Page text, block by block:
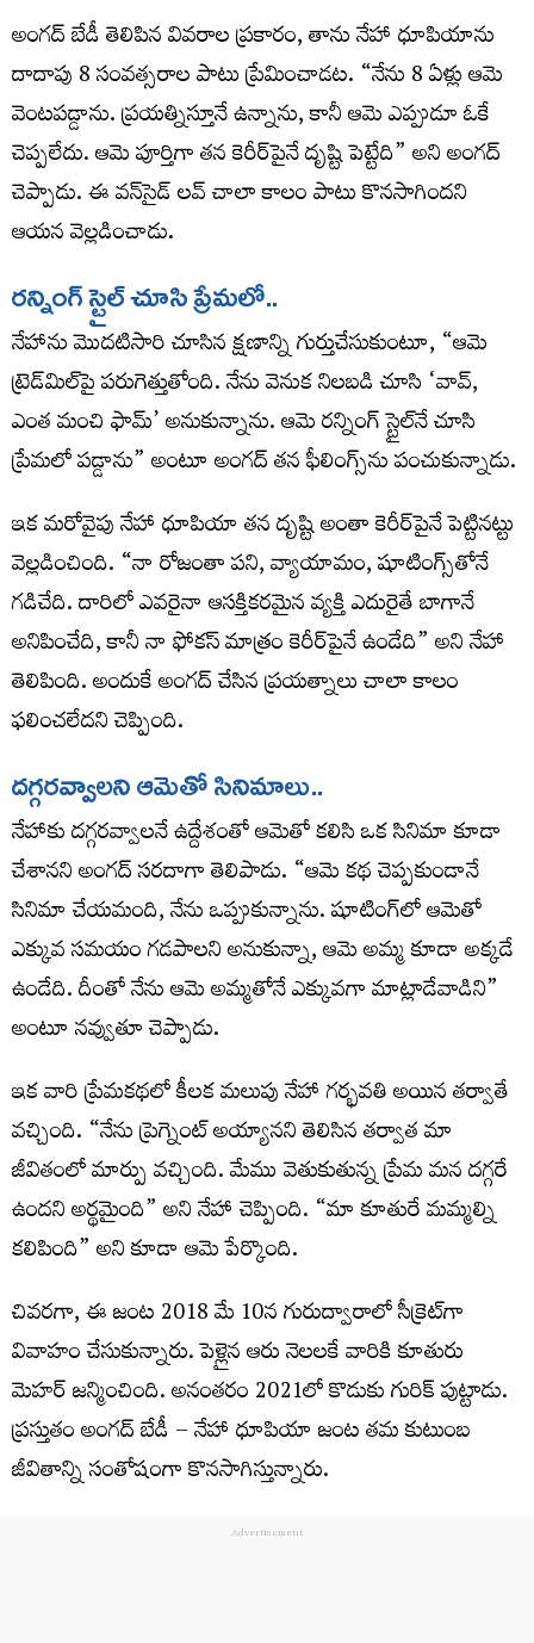
అంగద్ బేడీ తెలిపిన వివరాల ప్రకారం, తాను నేహా ధూపియాను
దాదాపు 8 సంవత్సరాల పాటు ప్రేమించాడట. “నేను 8 ఏళ్లు ఆమె
వెంటపడ్డాను. ప్రయత్నిస్తూనే ఉన్నాను, కానీ ఆమె ఎప్పుడూ ఓకే
చెప్పలేదు. ఆమె పూర్తిగా తన కెరీర్‌పైనే దృష్టి పెట్టేది” అని అంగద్
చెప్పాడు. ఈ వన్‌సైడ్ లవ్ చాలా కాలం పాటు కొనసాగిందని
ఆయన వెల్లడించాడు.
ర‌న్నింగ్ స్టైల్ చూసి ప్రేమ‌లో..
నేహాను మొదటిసారి చూసిన క్షణాన్ని గుర్తుచేసుకుంటూ, “ఆమె
ట్రెడ్‌మిల్‌పై పరుగెత్తుతోంది. నేను వెనుక నిలబడి చూసి ‘వావ్,
ఎంత మంచి ఫామ్’ అనుకున్నాను. ఆమె రన్నింగ్ స్టైల్‌నే చూసి
ప్రేమలో పడ్డాను” అంటూ అంగద్ తన ఫీలింగ్స్‌ను పంచుకున్నాడు.
ఇక మరోవైపు నేహా ధూపియా తన దృష్టి అంతా కెరీర్‌పైనే పెట్టినట్టు
వెల్లడించింది. “నా రోజంతా పని, వ్యాయామం, షూటింగ్స్‌తోనే
గడిచేది. దారిలో ఎవరైనా ఆసక్తికరమైన వ్యక్తి ఎదురైతే బాగానే
అనిపించేది, కానీ నా ఫోకస్ మాత్రం కెరీర్‌పైనే ఉండేది” అని నేహా
తెలిపింది. అందుకే అంగద్ చేసిన ప్రయత్నాలు చాలా కాలం
ఫలించలేదని చెప్పింది.
ద‌గ్గ‌ర‌వ్వాల‌ని ఆమెతో సినిమాలు..
నేహాకు దగ్గరవ్వాలనే ఉద్దేశంతో ఆమెతో కలిసి ఒక సినిమా కూడా
చేశానని అంగద్ సరదాగా తెలిపాడు. “ఆమె కథ చెప్పకుండానే
సినిమా చేయమంది, నేను ఒప్పుకున్నాను. షూటింగ్‌లో ఆమెతో
ఎక్కువ సమయం గడపాలని అనుకున్నా, ఆమె అమ్మ కూడా అక్కడే
ఉండేది. దీంతో నేను ఆమె అమ్మతోనే ఎక్కువగా మాట్లాడేవాడిని”
అంటూ నవ్వుతూ చెప్పాడు.
ఇక వారి ప్రేమకథలో కీలక మలుపు నేహా గర్భవతి అయిన తర్వాతే
వచ్చింది. “నేను ప్రెగ్నెంట్ అయ్యానని తెలిసిన తర్వాత మా
జీవితంలో మార్పు వచ్చింది. మేము వెతుకుతున్న ప్రేమ మన దగ్గరే
ఉందని అర్థమైంది” అని నేహా చెప్పింది. “మా కూతురే మమ్మల్ని
కలిపింది” అని కూడా ఆమె పేర్కొంది.
చివరగా, ఈ జంట 2018 మే 10న గురుద్వారాలో సీక్రెట్‌గా
వివాహం చేసుకున్నారు. పెళ్లైన ఆరు నెలలకే వారికి కూతురు
మెహర్ జన్మించింది. అనంతరం 2021లో కొడుకు గురిక్ పుట్టాడు.
ప్రస్తుతం అంగద్ బేడీ – నేహా ధూపియా జంట తమ కుటుంబ
జీవితాన్ని సంతోషంగా కొనసాగిస్తున్నారు.